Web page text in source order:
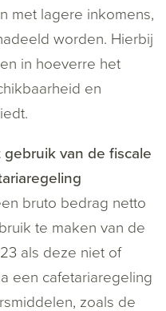
met lagere inkomens,
worden. Hierbij
in hoeverre het
en
van de fiscale
bruto bedrag netto
te maken van de
als deze niet of
een cafetariaregeling
zoals de